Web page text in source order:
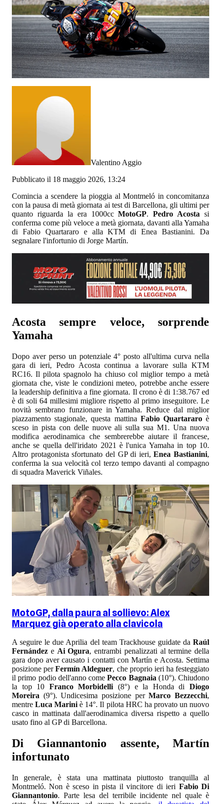
Valentino Aggio
Pubblicato il 18 maggio 2026, 13:24
Comincia a scendere la pioggia al Montmeló in concomitanza
con la pausa di metà giornata ai test di Barcellona, gli ultimi per
quanto riguarda la era 1000ccMotoGP.Pedro Acosta si
conferma come più veloce a metà giornata, davanti alla Yamaha
di Fabio Quartararo e alla KTM di Enea Bastianini. Da
segnalare l'infortunio di Jorge Martín.
Acosta sempre veloce, sorprende
Yamaha
Dopo aver perso un potenziale 4° posto all'ultima curva nella
gara di ieri, Pedro Acosta continua a lavorare sulla KTM
RC16. Il pilota spagnolo ha chiuso col miglior tempo a metà
giornata che, viste le condizioni meteo, potrebbe anche essere
la leadership definitiva a fine giornata. Il crono è di 1:38.767 ed
è di soli 64 millesimi migliore rispetto al primo inseguitore. Le
novità sembrano funzionare in Yamaha. Reduce dal miglior
piazzamento stagionale, questa mattina Fabio Quartararoè
sceso in pista con delle nuove ali sulla sua M1. Una nuova
modifica aerodinamica che sembrerebbe aiutare il francese,
anche se quella dell'iridato 2021 è l'unica Yamaha in top 10.
Altro protagonista sfortunato del GP di ieri,Enea Bastianini,
conferma la sua velocità col terzo tempo davanti al compagno
di squadra Maverick Viñales.
MotoGP, dalla paura al sollievo: Alex
Marquez già operato alla clavicola
A seguire le due Aprilia del team Trackhouse guidate da Raúl
Fernández e Ai Ogura, entrambi penalizzati al termine della
gara dopo aver causato i contatti con Martín e Acosta. Settima
posizione perFermín Aldeguer, che proprio ieri ha festeggiato
il primo podio dell'anno comePecco Bagnaia (10°). Chiudono
la top 10 Franco Morbidelli(8°) e la Honda diDiogo
Moreira (9°). Undicesima posizione perMarco Bezzecchi,
mentreLuca Marini è 14°. Il pilota HRC ha provato un nuovo
casco in mattinata dall'aerodinamica diversa rispetto a quello
usato fino al GP di Barcellona.
Di Giannantonio assente, Martín
infortunato
In generale, è stata una mattinata piuttosto tranquilla al
Montmeló. Non è sceso in pista il vincitore di ieri Fabio Di
Giannantonio. Parte lesa del terribile incidente nel quale è